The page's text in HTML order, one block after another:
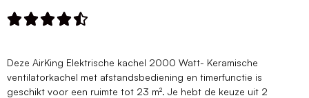

Deze AirKing Elektrische kachel 2000 Watt- Keramische
ventilatorkachel met afstandsbediening en timerfunctie is
geschikt voor een ruimte tot 23 m². Je hebt de keuze uit 2